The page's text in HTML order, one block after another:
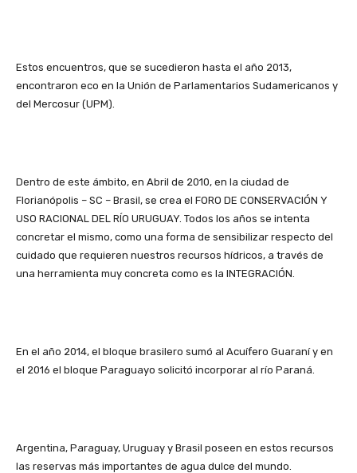
Estos encuentros, que se sucedieron hasta el año 2013,
encontraron eco en la Unión de Parlamentarios Sudamericanos y
del Mercosur (UPM).
Dentro de este ámbito, en Abril de 2010, en la ciudad de
Florianópolis – SC – Brasil, se crea el FORO DE CONSERVACIÓN Y
USO RACIONAL DEL RÍO URUGUAY. Todos los años se intenta
concretar el mismo, como una forma de sensibilizar respecto del
cuidado que requieren nuestros recursos hídricos, a través de
una herramienta muy concreta como es la INTEGRACIÓN.
En el año 2014, el bloque brasilero sumó al Acuífero Guaraní y en
el 2016 el bloque Paraguayo solicitó incorporar al río Paraná.
Argentina, Paraguay, Uruguay y Brasil poseen en estos recursos
las reservas más importantes de agua dulce del mundo.